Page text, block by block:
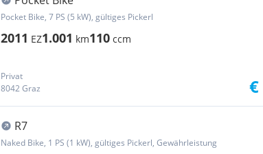
Pocket Bike, 7 PS (5 kW), gültiges Pickerl
2011 EZ1.001 km110 ccm
Privat
8042 Graz
€
R7
Naked Bike, 1 PS (1 kW), gültiges Pickerl, Gewährleistung